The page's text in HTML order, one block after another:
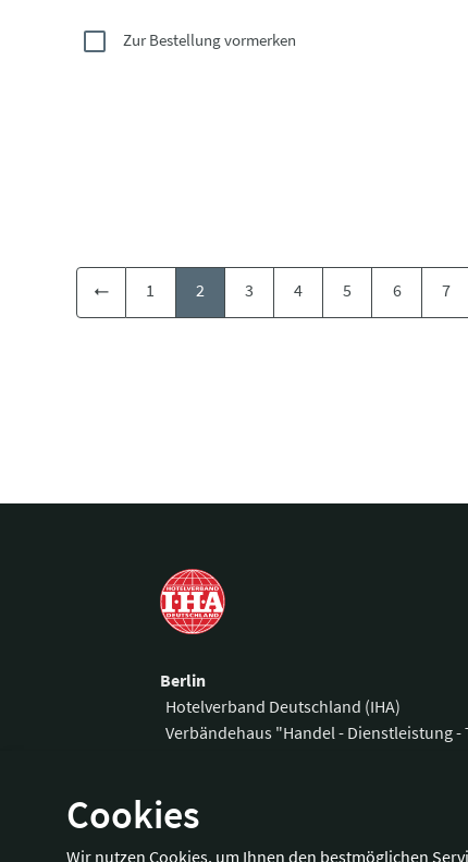
Cookies
Wir nutzen Cookies, um Ihnen den bestmöglichen
Zur Bestellung vormerken
1 2 3 4 5 6 7
Berlin
Hotelverband Deutschland (IHA)
Verbändehaus "Handel - Dienstleistung -
10117 Berlin